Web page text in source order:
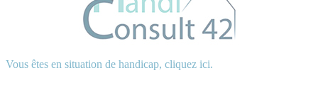
Vous êtes en situation de handicap, cliquez ici.